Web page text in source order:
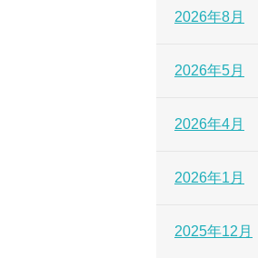
2026年8月
2026年5月
2026年4月
2026年1月
2025年12月